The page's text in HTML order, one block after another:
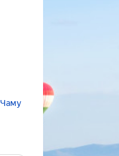
Чаму